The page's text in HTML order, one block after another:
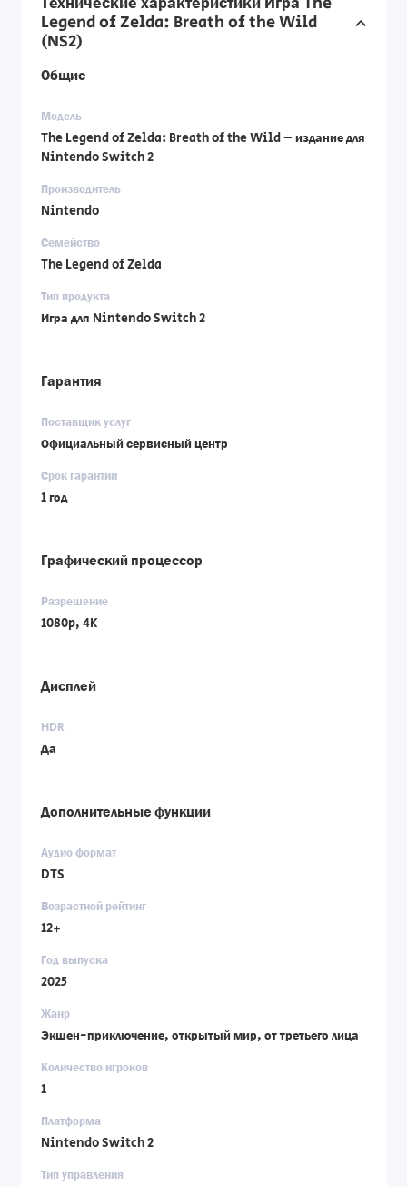
Legend of Zelda: Breath of the Wild
(NS2)
Общие
Модель
The Legend of Zelda: Breath of the Wild – издание для
Nintendo Switch 2
Производитель
Nintendo
Семейство
The Legend of Zelda
Тип продукта
Игра для Nintendo Switch 2
Гарантия
Поставщик услуг
Официальный сервисный центр
Срок гарантии
1 год
Графический процессор
Разрешение
1080p, 4K
Дисплей
HDR
Да
Дополнительные функции
Аудио формат
DTS
Возрастной рейтинг
12+
Год выпуска
2025
Жанр
Экшен-приключение, открытый мир, от третьего лица
Количество игроков
1
Платформа
Nintendo Switch 2
Тип управления